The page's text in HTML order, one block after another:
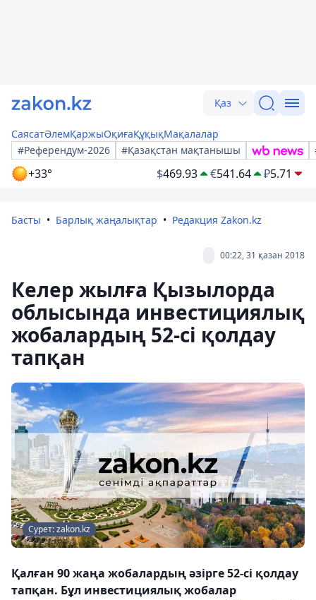
Қаз
СаясатӘлемҚаржыОқиғаҚұқықМақалалар
#Референдум-2026
#Қазақстан мақтанышы
+33° $469.93 €541.64 ₽5.71
Басты Барлық жаңалықтар Редакция Zakon.kz
00:22, 31 қазан 2018
Келер жылға Қызылорда
облысында инвестициялық
жобалардың 52-сі қолдау
тапқан
Сурет: zakon.kz
Қалған 90 жаңа жобалардың әзірге 52-сі қолдау
тапқан. Бұл инвестициялық жобалар